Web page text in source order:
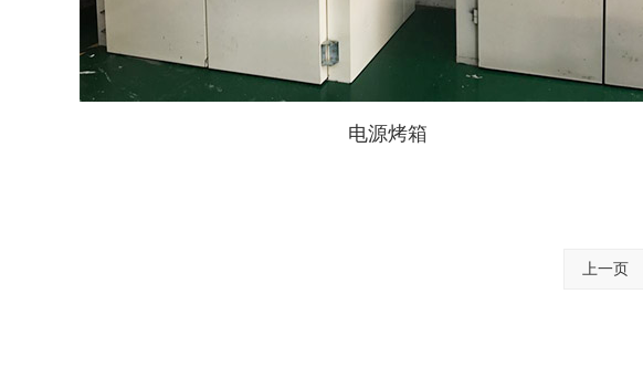
电源烤箱
上一页